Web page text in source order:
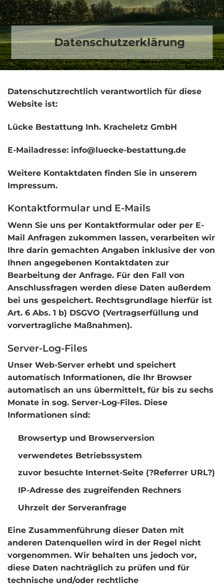
Datenschutzerklärung
Datenschutzrechtlich verantwortlich für diese
Website ist:
Lücke Bestattung Inh. Kracheletz GmbH
E-Mailadresse: info@luecke-bestattung.de
Weitere Kontaktdaten finden Sie in unserem
Impressum.
Kontaktformular und E-Mails
Wenn Sie uns per Kontaktformular oder per E-
Mail Anfragen zukommen lassen, verarbeiten wir
Ihre darin gemachten Angaben inklusive der von
Ihnen angegebenen Kontaktdaten zur
Bearbeitung der Anfrage. Für den Fall von
Anschlussfragen werden diese Daten außerdem
bei uns gespeichert. Rechtsgrundlage hierfür ist
Art. 6 Abs. 1 b) DSGVO (Vertragserfüllung und
vorvertragliche Maßnahmen).
Server-Log-Files
Unser Web-Server erhebt und speichert
automatisch Informationen, die Ihr Browser
automatisch an uns übermittelt, für bis zu sechs
Monate in sog. Server-Log-Files. Diese
Informationen sind:
Browsertyp und Browserversion
verwendetes Betriebssystem
zuvor besuchte Internet-Seite (?Referrer URL?)
IP-Adresse des zugreifenden Rechners
Uhrzeit der Serveranfrage
Eine Zusammenführung dieser Daten mit
anderen Datenquellen wird in der Regel nicht
vorgenommen. Wir behalten uns jedoch vor,
diese Daten nachträglich zu prüfen und für
technische und/oder rechtliche